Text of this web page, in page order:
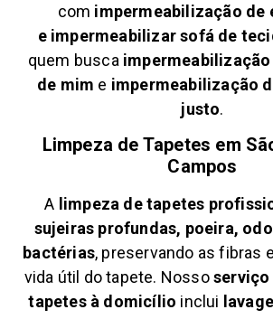
com impermeabilização de
e impermeabilizar sofá de
quem busca
de mim e impermeabilização
justo.
Limpeza de Tapetes em
Campos
A limpeza de tapetes
sujeiras profundas, poeira,
bactérias, preservando as fibras
vida útil do tapete. Nossoserviço
tapetes à domicílio inclui